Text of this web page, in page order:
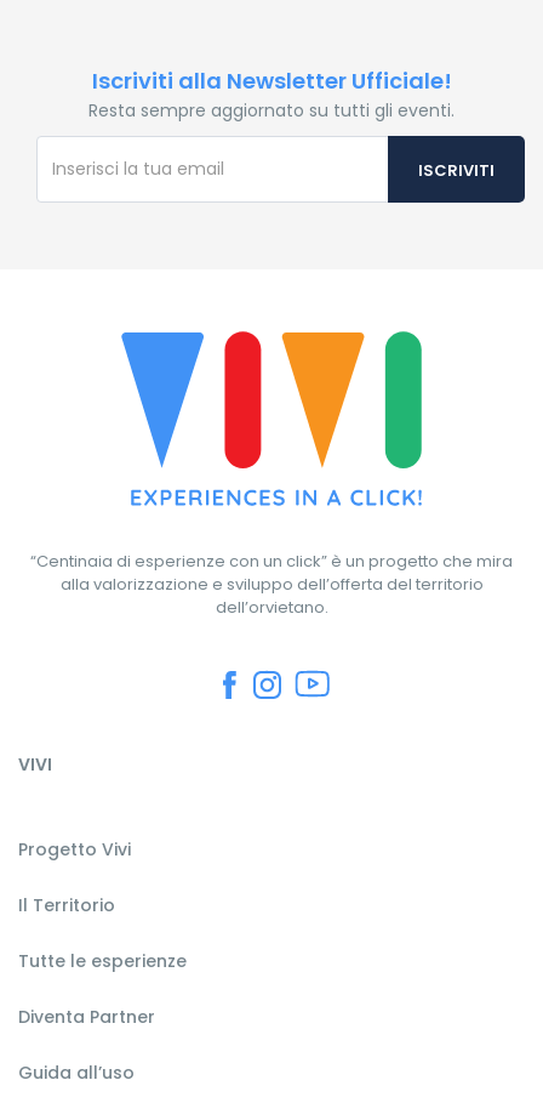
Iscriviti alla Newsletter Ufficiale!
Resta sempre aggiornato su tutti gli eventi.
“Centinaia di esperienze con un click” è un progetto che mira
alla valorizzazione e sviluppo dell’offerta del territorio
dell’orvietano.
VIVI
Progetto Vivi
Il Territorio
Tutte le esperienze
Diventa Partner
Guida all’uso